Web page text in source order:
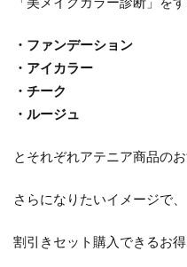
・ファンデーション
・アイカラー
・チーク
・ルージュ
とそれぞれアテニア商品の
さらになりたいイメージで、
割引きセット購入できるお